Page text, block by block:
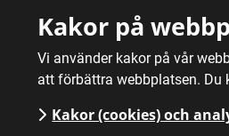
Kakor på
Vi använder kakor på vår
att förbättra webbplatsen. Du
Kakor (cookies) och